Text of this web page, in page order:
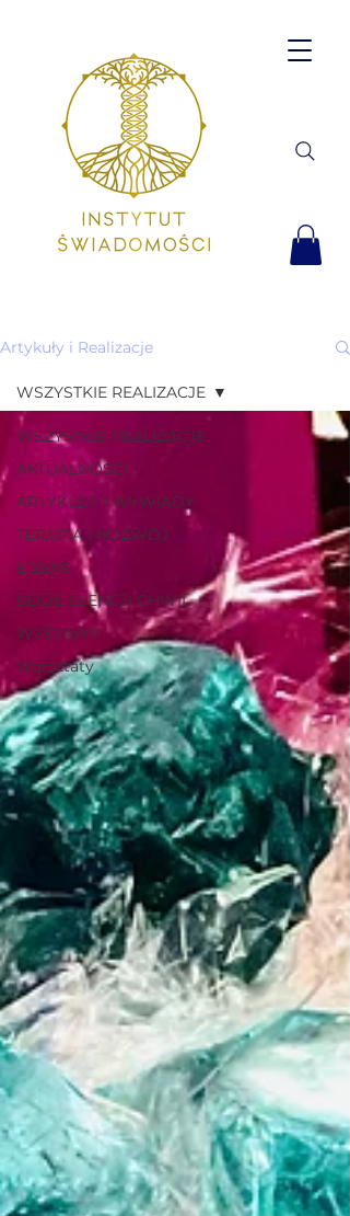
Artykuły i Realizacje
WSZYSTKIE REALIZACJE
AKTUALNOŚCI
ARTYKUŁY I WYWIADY
TERAPIA I ROZWÓJ
E SENS
SESJE ESENCJI CHWIL
WYSTAWY
Warsztaty
WSZYSTKIE REALIZACJE